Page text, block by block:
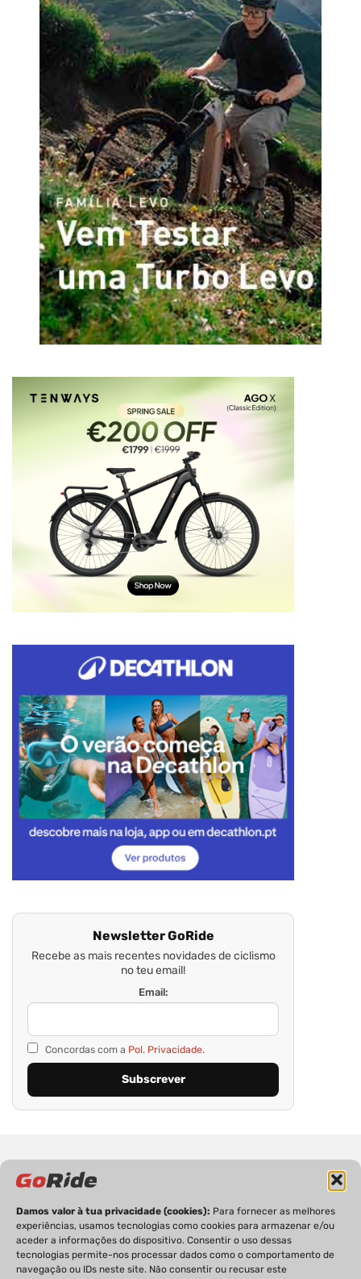
Damos valor à tua privacidade (cookies): Para fornecer as melhores
experiências, usamos tecnologias como cookies para armazenar e/ou
aceder a informações do dispositivo. Consentir o uso dessas
tecnologias permite-nos processar dados como o comportamento de
navegação ou IDs neste site. Não consentir ou recusar este
Newsletter GoRide
Recebe as mais recentes novidades de ciclismo
no teu email!
Email:
Concordas com a Pol. Privacidade.
PRIVACIDADE FICHA TÉCNICA
ESTATUTO EDITORIAL
POLÍTICA DE COOKIES
CONTACTOS